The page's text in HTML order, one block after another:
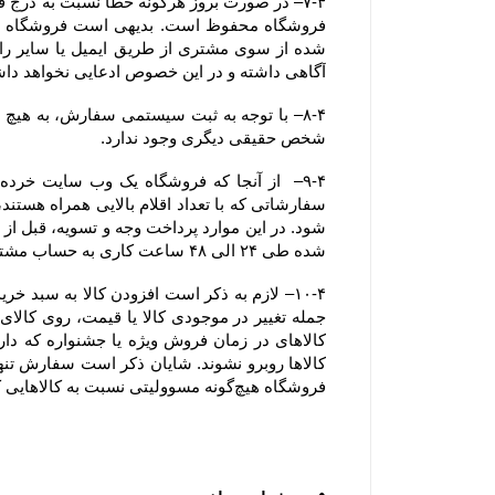
آگاهی داشته و در این خصوص ادعایی نخواهد
شخص حقیقی دیگری وجود ندارد.
شده طی ۲۴ الی ۴۸ ساعت کاری به حساب مشتری عودت داده خواهد شد.
فروشگاه هیچ‌گونه مسوولیتی نسبت به کالاهایی که در سبد خرید رها شده است یا پروسه سفارش تکمیل نشده و تکمیل وجه نشده ، ندارد.